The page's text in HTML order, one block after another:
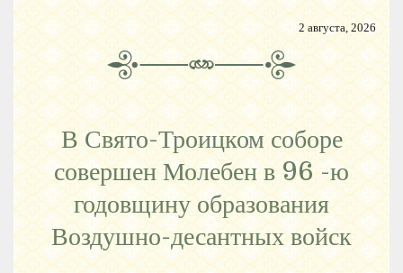
2 августа, 2026
В Свято-Троицком соборе
совершен Молебен в 96 -ю
годовщину образования
Воздушно-десантных войск